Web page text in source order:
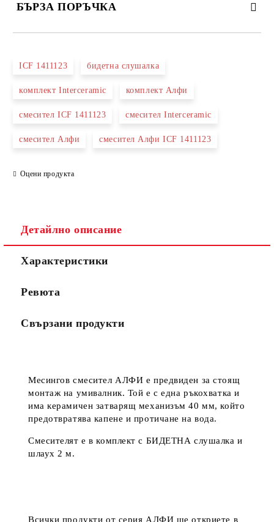
БЪРЗА ПОРЪЧКА
Ние ще се свържем с вас в рамките на работния ден.
ICF 1411123 бидетна слушалка
комплект Interceramic комплект Алфи
смесител ICF 1411123 смесител Interceramic
смесител Алфи смесител Алфи ICF 1411123
Оцени продукта
Детайлно описание
Характеристики
Ревюта
Свързани продукти
Месингов смесител АЛФИ е предвиден за стоящ
монтаж на умивалник. Той е с една ръкохватка и
има керамичен затварящ механизъм 40 мм, който
предотвратява капене и протичане на вода.
Смесителят е в комплект с БИДЕТНА слушалка и
шлаух 2 м.
Всички продукти от серия АЛФИ ще откриете в